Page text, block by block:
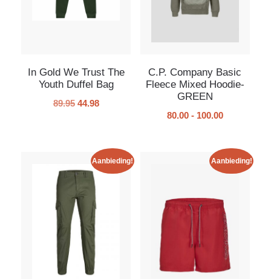
In Gold We Trust The
Youth Duffel Bag
89.95 44.98
C.P. Company Basic
Fleece Mixed Hoodie-
GREEN
80.00 - 100.00
Aanbieding! Aanbieding!